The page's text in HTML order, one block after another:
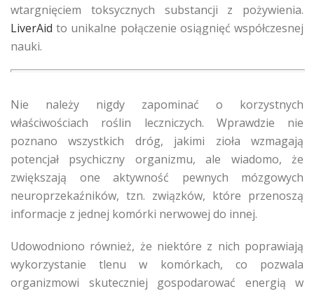
wtargnięciem toksycznych substancji z pożywienia.
LiverAid to unikalne połączenie osiągnięć współczesnej
nauki.
Nie należy nigdy zapominać o korzystnych
właściwościach roślin leczniczych. Wprawdzie nie
poznano wszystkich dróg, jakimi zioła wzmagają
potencjał psychiczny organizmu, ale wiadomo, że
zwiększają one aktywność pewnych mózgowych
neuroprzekaźników, tzn. związków, które przenoszą
informacje z jednej komórki nerwowej do innej.
Udowodniono również, że niektóre z nich poprawiają
wykorzystanie tlenu w komórkach, co pozwala
organizmowi skuteczniej gospodarować energią w